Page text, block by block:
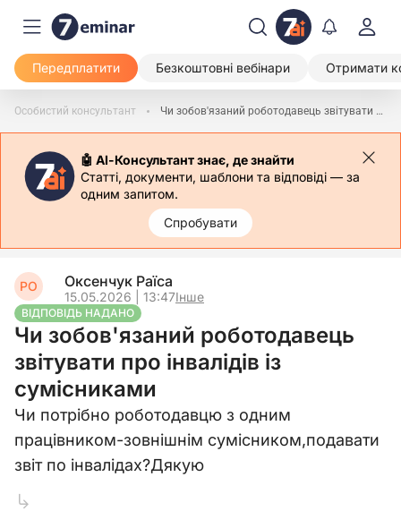
Передплатити Безкоштовні вебінари Отримати
Особистий консультант Чи зобов'язаний роботодавець звітувати про інвалідів із сумісниками
🤖 АІ-Консультант знає, де знайти
Статті, документи, шаблони та відповіді — за
одним запитом.
Спробувати
РО Оксенчук Раїса
15.05.2026 | 13:47Інше
ВІДПОВІДЬ НАДАНО
Чи зобов'язаний роботодавець
звітувати про інвалідів із
сумісниками
Чи потрібно роботодавцю з одним
працівником-зовнішнім сумісником,подавати
звіт по інвалідах?Дякую